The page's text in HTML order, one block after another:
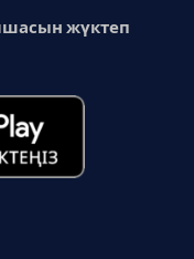
жүктеп